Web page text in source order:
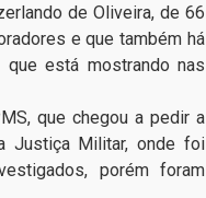
de Oliveira, de 66
e que também há
está mostrando nas
que chegou a pedir a
Justiça Militar, onde foi
porém foram